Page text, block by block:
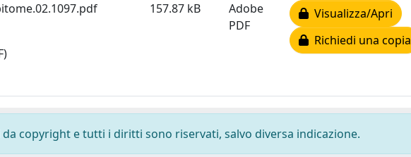
157.87 kB
Adobe
PDF
Visualizza/Apri
Richiedi una copia
copyright e tutti i diritti sono riservati, salvo diversa indicazione.